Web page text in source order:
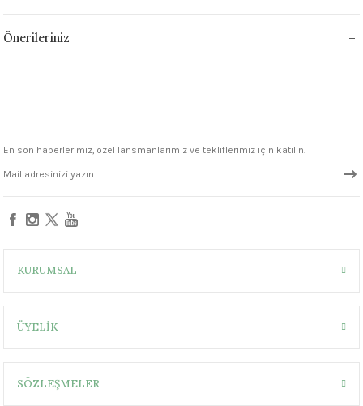
Önerileriniz
En son haberlerimiz, özel lansmanlarımız ve tekliflerimiz için katılın.
KURUMSAL
ÜYELİK
SÖZLEŞMELER